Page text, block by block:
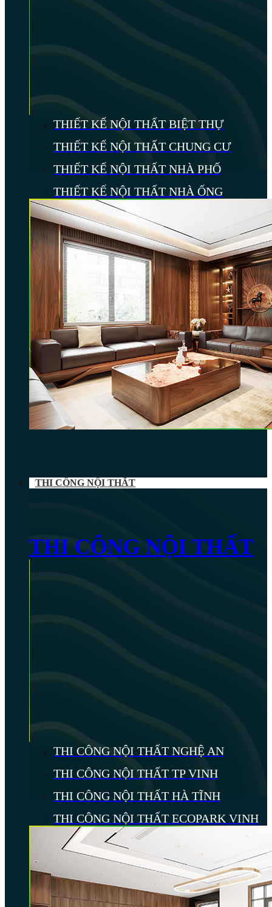
THIẾT KẾ NỘI THẤT BIỆT THỰ
THIẾT KẾ NỘI THẤT CHUNG CƯ
THIẾT KẾ NỘI THẤT NHÀ PHỐ
THIẾT KẾ NỘI THẤT NHÀ ỐNG
THI CÔNG NỘI THẤT
THI CÔNG NỘI THẤT
THI CÔNG NỘI THẤT NGHỆ AN
THI CÔNG NỘI THẤT TP VINH
THI CÔNG NỘI THẤT HÀ TĨNH
THI CÔNG NỘI THẤT ECOPARK VINH